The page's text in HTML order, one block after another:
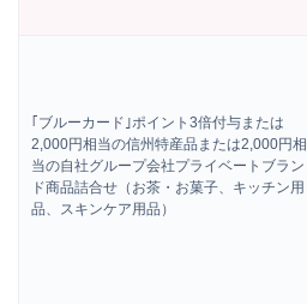
｢ブルーカード｣ポイント3倍付与または
2,000円相当の信州特産品または2,000円相
当の自社グループ会社プライベートブラン
ド商品詰合せ（お茶・お菓子、キッチン用
品、スキンケア用品）